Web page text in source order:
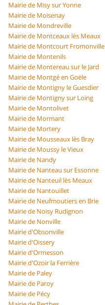
Mairie de Misy sur Yonne
Mairie de Moisenay
Mairie de Mondreville
Mairie de Montceaux lès Meaux
Mairie de Montcourt Fromonville
Mairie de Montenils
Mairie de Montereau sur le Jard
Mairie de Montgé en Goële
Mairie de Montigny le Guesdier
Mairie de Montigny sur Loing
Mairie de Montolivet
Mairie de Mormant
Mairie de Mortery
Mairie de Mousseaux lès Bray
Mairie de Moussy le Vieux
Mairie de Nandy
Mairie de Nanteau sur Essonne
Mairie de Nanteuil lès Meaux
Mairie de Nantouillet
Mairie de Neufmoutiers en Brie
Mairie de Noisy Rudignon
Mairie de Nonville
Mairie d'Obsonville
Mairie d'Oissery
Mairie d'Ormesson
Mairie d'Ozoir la Ferrière
Mairie de Paley
Mairie de Paroy
Mairie de Pécy